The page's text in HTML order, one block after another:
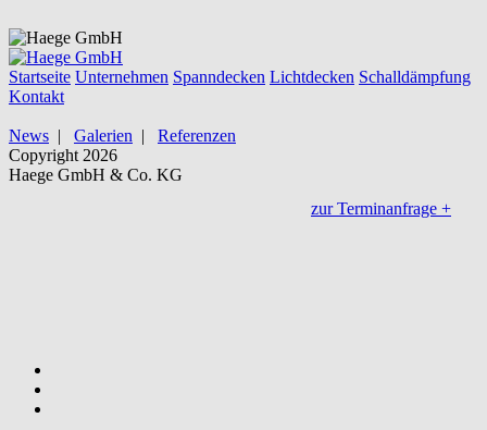
Startseite Unternehmen Spanndecken Lichtdecken Schalldämpfung
Kontakt
News | Galerien | Referenzen
Copyright 2026
Haege GmbH & Co. KG
zur Terminanfrage +